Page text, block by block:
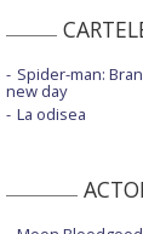
Spider-man:
new day
La odisea